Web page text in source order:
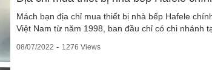
Mách bạn địa chỉ mua thiết bị nhà bếp Hafele
Việt Nam từ năm 1998, ban đầu chỉ có chi nhánh
08/07/2022 - 1276 Views